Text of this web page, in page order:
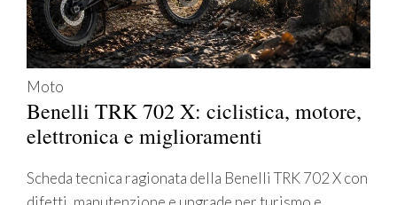
Moto
Benelli TRK 702 X: ciclistica, motore,
elettronica e miglioramenti
Scheda tecnica ragionata della Benelli TRK 702 X con